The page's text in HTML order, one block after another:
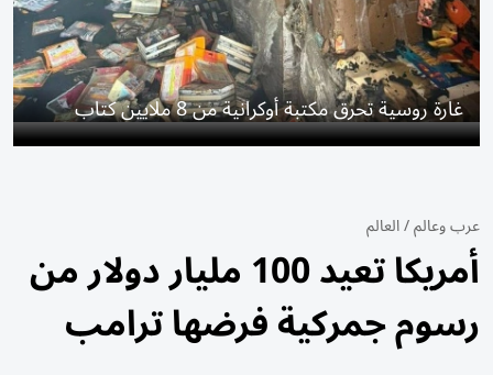
غارة روسية تحرق مكتبة أوكرانية من 8 ملايين كتاب
عرب وعالم/العالم
أمريكا تعيد 100 مليار دولار من
رسوم جمركية فرضها ترامب